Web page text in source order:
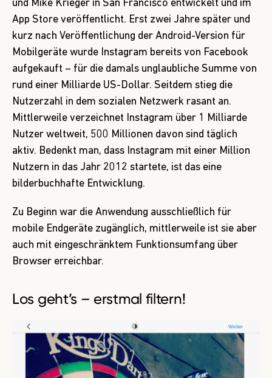
und Mike Krieger in San Francisco entwickelt und im
App Store veröffentlicht. Erst zwei Jahre später und
kurz nach Veröffentlichung der Android-Version für
Mobilgeräte wurde Instagram bereits von Facebook
aufgekauft – für die damals unglaubliche Summe von
rund einer Milliarde US-Dollar. Seitdem stieg die
Nutzerzahl in dem sozialen Netzwerk rasant an.
Mittlerweile verzeichnet Instagram über 1 Milliarde
Nutzer weltweit, 500 Millionen davon sind täglich
aktiv. Bedenkt man, dass Instagram mit einer Million
Nutzern in das Jahr 2012 startete, ist das eine
bilderbuchhafte Entwicklung.
Zu Beginn war die Anwendung ausschließlich für
mobile Endgeräte zugänglich, mittlerweile ist sie aber
auch mit eingeschränktem Funktionsumfang über
Browser erreichbar.
Los geht’s – erstmal filtern!